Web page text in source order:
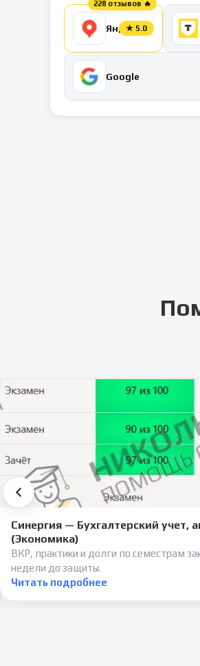
228 отзывов 🔥
Яндекс
★ 5.0
Google
Синергия — Бухгалтерский учет,
(Экономика)
ВКР, практики и долги по семестрам
недели до защиты.
Читать подробнее